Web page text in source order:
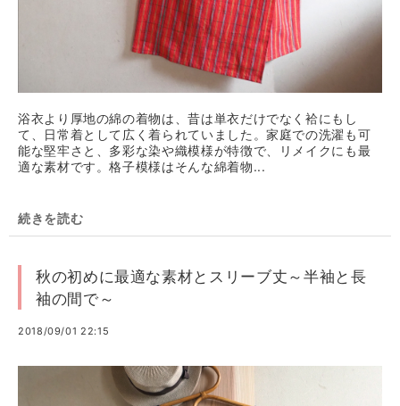
浴衣より厚地の綿の着物は、昔は単衣だけでなく袷にもし
て、日常着として広く着られていました。家庭での洗濯も可
能な堅牢さと、多彩な染や織模様が特徴で、リメイクにも最
適な素材です。格子模様はそんな綿着物...
続きを読む
秋の初めに最適な素材とスリーブ丈～半袖と長
袖の間で～
2018/09/01 22:15